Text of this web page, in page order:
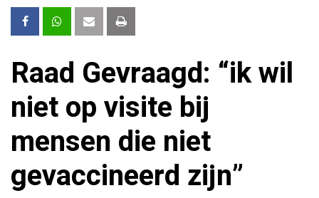
Raad Gevraagd: “ik wil
niet op visite bij
mensen die niet
gevaccineerd zijn”